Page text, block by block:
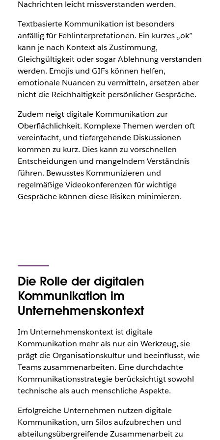
Nachrichten leicht missverstanden werden.
Textbasierte Kommunikation ist besonders
anfällig für Fehlinterpretationen. Ein kurzes „ok”
kann je nach Kontext als Zustimmung,
Gleichgültigkeit oder sogar Ablehnung verstanden
werden. Emojis und GIFs können helfen,
emotionale Nuancen zu vermitteln, ersetzen aber
nicht die Reichhaltigkeit persönlicher Gespräche.
Zudem neigt digitale Kommunikation zur
Oberflächlichkeit. Komplexe Themen werden oft
vereinfacht, und tiefergehende Diskussionen
kommen zu kurz. Dies kann zu vorschnellen
Entscheidungen und mangelndem Verständnis
führen. Bewusstes Kommunizieren und
regelmäßige Videokonferenzen für wichtige
Gespräche können diese Risiken minimieren.
Die Rolle der digitalen
Kommunikation im
Unternehmenskontext
Im Unternehmenskontext ist digitale
Kommunikation mehr als nur ein Werkzeug, sie
prägt die Organisationskultur und beeinflusst, wie
Teams zusammenarbeiten. Eine durchdachte
Kommunikationsstrategie berücksichtigt sowohl
technische als auch menschliche Aspekte.
Erfolgreiche Unternehmen nutzen digitale
Kommunikation, um Silos aufzubrechen und
abteilungsübergreifende Zusammenarbeit zu